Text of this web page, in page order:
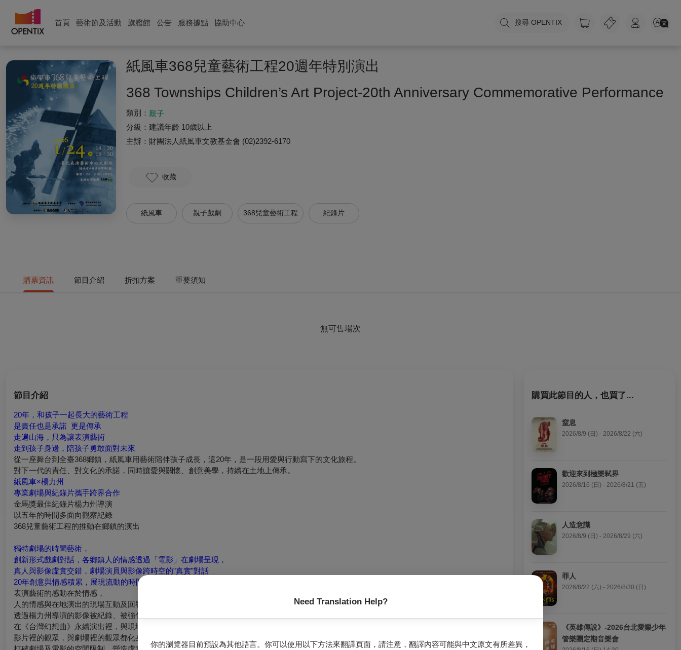
首頁 藝術節及活動 旗艦館 公告 服務據點 協助中心 搜尋 OPENTIX
Need Translation Help?
你的瀏覽器目前預設為其他語言。你可以使用以下方法來翻譯頁面，請注意，翻譯內容可能與中文原文有所差異，
紙風車368兒童藝術工程20週年特別演出
368 Townships Children’s Art Project-20th Anniversary Commemorative Performance
類別： 親子
分級： 建議年齡 10歲以上
主辦： 財團法人紙風車文教基金會 (02)2392-6170
收藏
紙風車 親子戲劇 368兒童藝術工程 紀錄片
購票資訊 節目介紹 折扣方案 重要須知
無可售場次
節目介紹
20年，和孩子一起長大的藝術工程
是責任也是承諾 更是傳承
走遍山海，只為讓表演藝術
走到孩子身邊，陪孩子勇敢面對未來
從一座舞台到全臺368鄉鎮，紙風車用藝術陪伴孩子成長，這20年，是一段用愛與行動寫下的文化旅程。
對下一代的責任、對文化的承諾，同時讓愛與關懷、創意美學，持續在土地上傳承。
紙風車×楊力州
專業劇場與紀錄片攜手跨界合作
金馬獎最佳紀錄片楊力州導演
以五年的時間多面向觀察紀錄
368兒童藝術工程的推動在鄉鎮的演出
獨特劇場的時間藝術，
創新形式戲劇對話，各鄉鎮人的情感透過「電影」在劇場呈現，
真人與影像虛實交錯，劇場演員與影像跨時空的”真實”對話
20年創意與情感積累，展現流動的時間藝術
表演藝術的感動在於情感，
人的情感與在地演出的現場互動及回響，
透過楊力州導演的影像被紀錄、被強化，
在《台灣幻想曲》永續演出裡，與現場演員碰撞產生新的力量，
影片裡的觀眾，與劇場裡的觀眾都化身為演出的一部份，
購買此節目的人，也買了...
窒息
2026/8/9 (日) - 2026/8/22 (六)
歡迎來到極樂弒界
2026/8/16 (日) - 2026/8/21 (五)
人造意識
2026/8/9 (日) - 2026/8/29 (六)
罪人
2026/8/22 (六) - 2026/8/30 (日)
《英雄傳說》-2026台北愛樂少年
管樂團定期音樂會